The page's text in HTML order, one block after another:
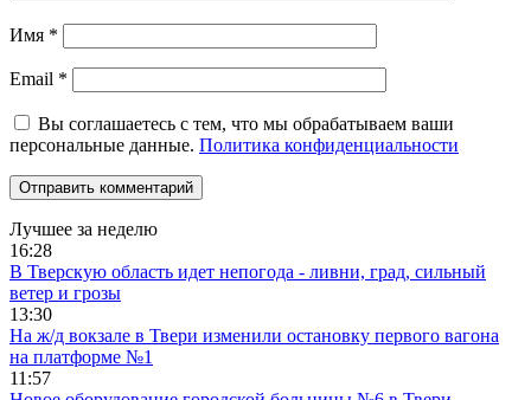
Имя *
Email *
Вы соглашаетесь с тем, что мы обрабатываем ваши
персональные данные. Политика конфиденциальности
Лучшее за неделю
16:28
В Тверскую область идет непогода - ливни, град, сильный
ветер и грозы
13:30
На ж/д вокзале в Твери изменили остановку первого вагона
на платформе №1
11:57